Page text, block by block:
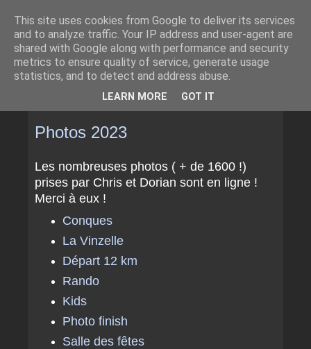
Photos 2023
Les nombreuses photos ( + de 1600 !)
prises par Chris et Dorian sont en ligne !
Merci à eux !
Conques
La Vinzelle
Départ 12 km
Rando
Kids
Photo finish
Salle des fêtes
This site uses cookies from Google to deliver its services
and to analyze traffic. Your IP address and user-agent are
shared with Google along with performance and security
metrics to ensure quality of service, generate usage
statistics, and to detect and address abuse.
LEARN MORE GOT IT